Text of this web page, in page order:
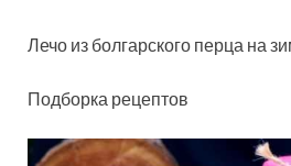
Лечо из болгарского перца на
Подборка рецептов